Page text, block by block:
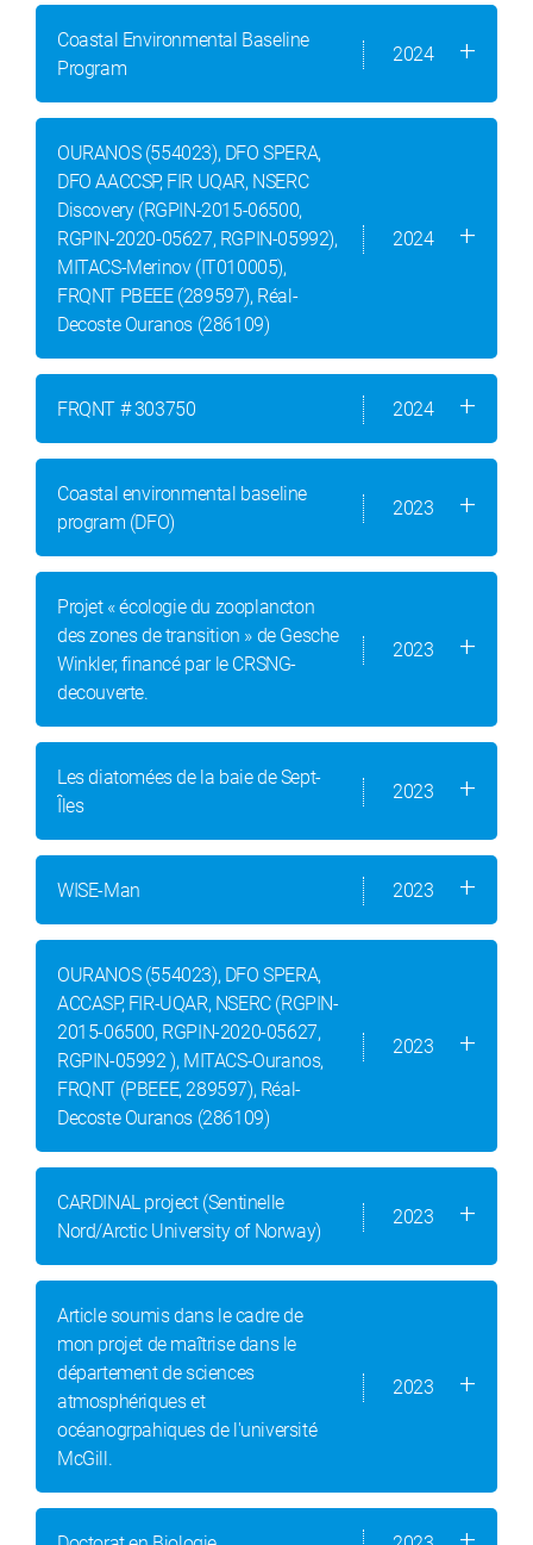
Coastal Environmental Baseline
Program
2024
OURANOS (554023), DFO SPERA,
DFO AACCSP, FIR UQAR, NSERC
Discovery (RGPIN-2015-06500,
RGPIN-2020-05627, RGPIN-05992),
MITACS-Merinov (IT010005),
FRQNT PBEEE (289597), Réal-
Decoste Ouranos (286109)
2024
FRQNT # 303750 2024
Coastal environmental baseline
program (DFO)
2023
Projet « écologie du zooplancton
des zones de transition » de Gesche
Winkler, financé par le CRSNG-
decouverte.
2023
Les diatomées de la baie de Sept-
Îles
2023
WISE-Man 2023
OURANOS (554023), DFO SPERA,
ACCASP, FIR-UQAR, NSERC (RGPIN-
2015-06500, RGPIN-2020-05627,
RGPIN-05992 ), MITACS-Ouranos,
FRQNT (PBEEE, 289597), Réal-
Decoste Ouranos (286109)
2023
CARDINAL project (Sentinelle
Nord/Arctic University of Norway)
2023
Article soumis dans le cadre de
mon projet de maîtrise dans le
département de sciences
atmosphériques et
océanogrpahiques de l'université
McGill.
2023